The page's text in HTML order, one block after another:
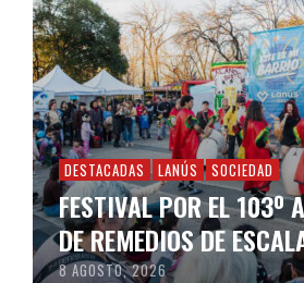
DESTACADAS LANÚS SOCIEDAD
FESTIVAL POR EL 103º
DE REMEDIOS DE
8 AGOSTO, 2026